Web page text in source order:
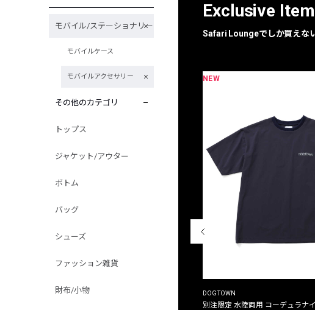
モバイル/ステーショナリー
モバイルケース
モバイルアクセサリー
その他のカテゴリ
トップス
ジャケット/アウター
ボトム
バッグ
シューズ
ファッション雑貨
財布/小物
Exclusive Item
Safari Loungeでしか買えな
THE DUFFER OF ST.GEORGE
NEW
DOGTOWN
別注限定 水陸両用 コーデュラナ